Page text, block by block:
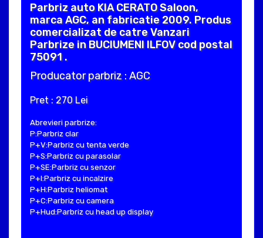
Parbriz auto KIA CERATO Saloon,
marca AGC, an fabricatie 2009. Produs
comercializat de catre Vanzari
Parbrize in BUCIUMENI ILFOV cod postal
75091 .
Producator parbriz : AGC
Pret : 270 Lei
Abrevieri parbrize:
P:Parbriz clar
P+V:Parbriz cu tenta verde
P+S:Parbriz cu parasolar
P+SE:Parbriz cu senzor
P+I:Parbriz cu incalzire
P+H:Parbriz heliomat
P+C:Parbriz cu camera
P+Hud:Parbriz cu head up display